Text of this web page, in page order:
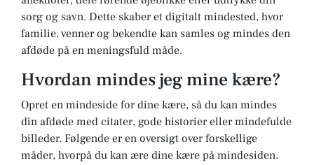
sorg og savn. Dette skaber et digitalt mindested, hvor
familie, venner og bekendte kan samles og mindes den
afdøde på en meningsfuld måde.
Hvordan mindes jeg mine kære?
Opret en mindeside for dine kære, så du kan mindes
din afdøde med citater, gode historier eller mindefulde
billeder. Følgende er en oversigt over forskellige
måder, hvorpå du kan ære dine kære på mindesiden.